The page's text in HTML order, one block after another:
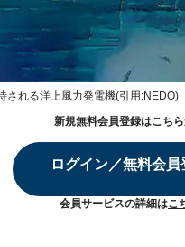
される洋上風力発電機(引用:NEDO)
新規無料会員登録はこち
ログイン／無料会員
会員サービスの詳細はこ